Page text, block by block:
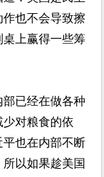
也不会导致擦
上赢得一些筹
已经在做各种
对粮食的依
也在内部不断
以如果趁美国